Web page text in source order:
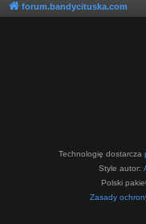
forum.bandycituska.com
Technologię dostarcza
Style autor:
Polski
Zasady